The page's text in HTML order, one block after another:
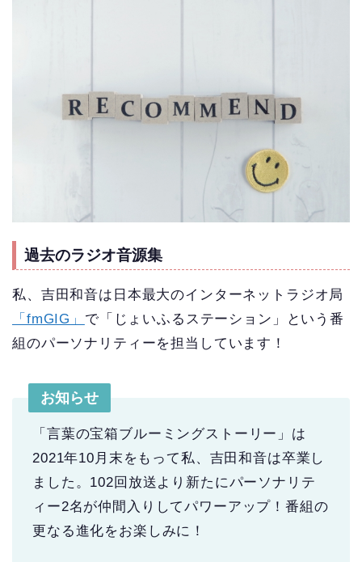
過去のラジオ音源集
私、吉田和音は日本最大のインターネットラジオ局
「fmGIG」 で「じょいふるステーション」という番
組のパーソナリティーを担当しています！
お知らせ
「言葉の宝箱ブルーミングストーリー」は
2021年10月末をもって私、吉田和音は卒業し
ました。102回放送より新たにパーソナリテ
ィー2名が仲間入りしてパワーアップ！番組の
更なる進化をお楽しみに！